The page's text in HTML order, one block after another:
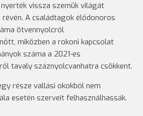
vissza szemük világát
A családtagok élődonoros
ötvennyolcról
miközben a rokoni kapcsolat
száma a 2021-es
tavaly száznyolcvanhatra csökkent.
része vallási okokból nem
esetén szerveit felhasználhassák.